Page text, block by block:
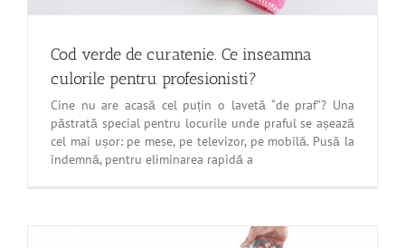
Cod verde de curatenie. Ce inseamna
culorile pentru profesionisti?
Cine nu are acasă cel puțin o lavetă “de praf”? Una
păstrată special pentru locurile unde praful se așează
cel mai ușor: pe mese, pe televizor, pe mobilă. Pusă la
îndemnă, pentru eliminarea rapidă a